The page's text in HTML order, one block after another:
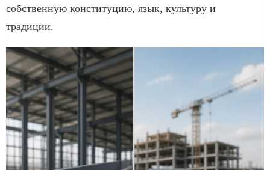
собственную конституцию, язык, культуру и
традиции.